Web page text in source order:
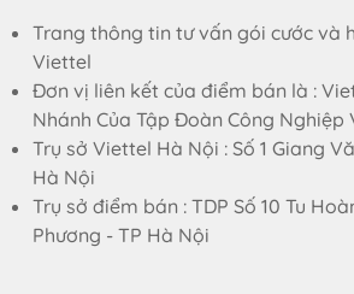
Trang thông tin tư vấn gói cước và
Viettel
Đơn vị liên kết của điểm bán là :
Nhánh Của Tập Đoàn Công Nghiệp
Trụ sở Viettel Hà Nội : Số 1 Giang
Hà Nội
Trụ sở điểm bán : TDP Số 10 Tu
Phương - TP Hà Nội